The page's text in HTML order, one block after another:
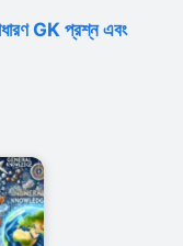
GK প্রশ্ন এবং